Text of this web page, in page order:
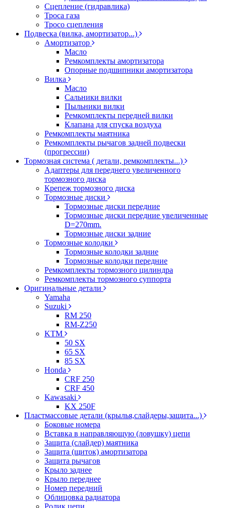
Сцепление (гидравлика)
Троса газа
Тросо сцепления
Подвеска (вилка, амортизатор...)
Амортизатор
Масло
Ремкомплекты амортизатора
Опорные подшипники амортизатора
Вилка
Масло
Сальники вилки
Пыльники вилки
Ремкомплекты передней вилки
Клапана для спуска воздуха
Ремкомплекты маятника
Ремкомплекты рычагов задней подвески
(прогрессии)
Тормозная система ( детали, ремкомплекты...)
Адаптеры для переднего увеличенного
тормозного диска
Крепеж тормозного диска
Тормозные диски
Тормозные диски передние
Тормозные диски передние увеличенные
D=270mm.
Тормозные диски задние
Тормозные колодки
Тормозные колодки задние
Тормозные колодки передние
Ремкомплекты тормозного цилиндра
Ремкомплекты тормозного суппорта
Оригинальные детали
Yamaha
Suzuki
RM 250
RM-Z250
KTM
50 SX
65 SX
85 SX
Honda
CRF 250
CRF 450
Kawasaki
KX 250F
Пластмассовые детали (крылья,слайдеры,защита...)
Боковые номера
Вставка в направляющую (ловушку) цепи
Защита (слайдер) маятника
Защита (щиток) амортизатора
Защита рычагов
Крыло заднее
Крыло переднее
Номер передний
Облицовка радиатора
Ролик цепи